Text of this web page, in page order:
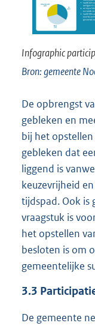
Infographic
gemeente
De opbrengst
gebleken en
bij het
gebleken dat
liggend is
keuzevrijheid
tijdspad. Ook is
vraagstuk is
het opstellen
besloten is om
gemeentelijke
3.3
De gemeente